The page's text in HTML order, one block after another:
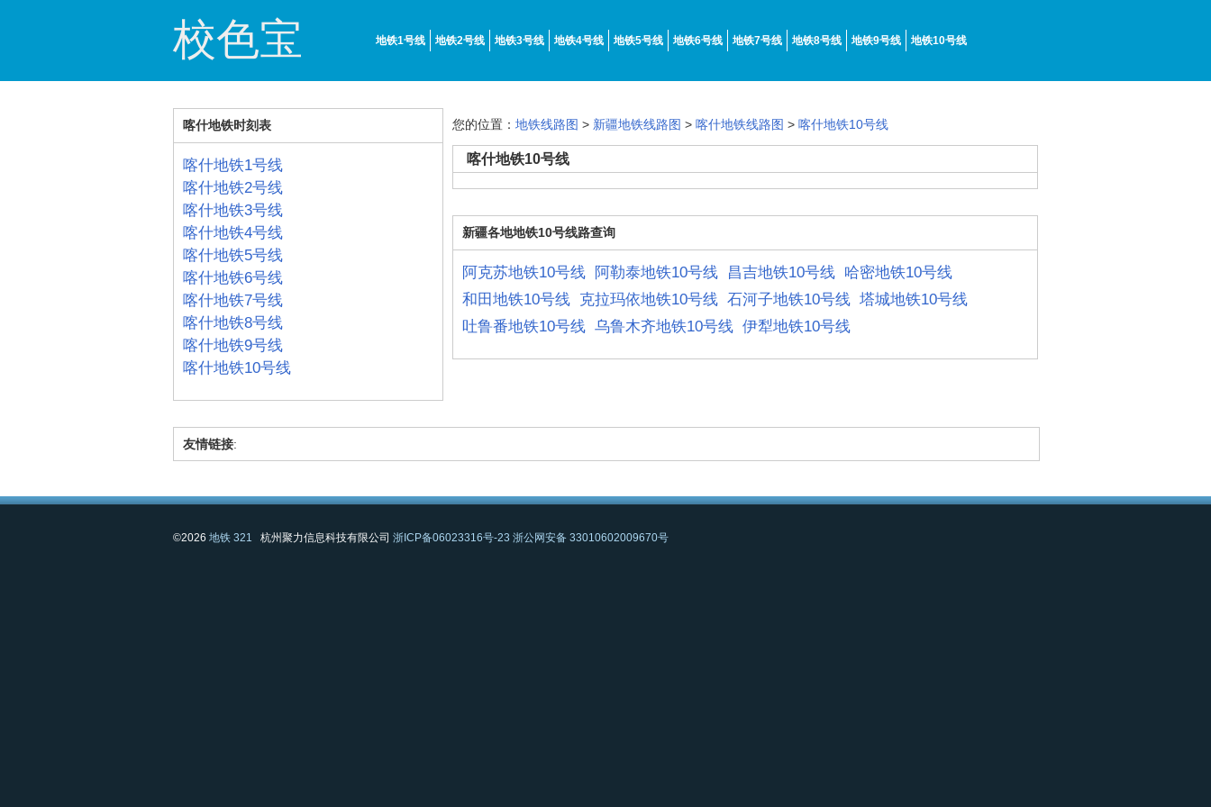
校色宝 地铁1号线 地铁2号线 地铁3号线 地铁4号线 地铁5号线 地铁6号线 地铁7号线 地铁8号线 地铁9号线 地铁10号线
喀什地铁时刻表
喀什地铁1号线
喀什地铁2号线
喀什地铁3号线
喀什地铁4号线
喀什地铁5号线
喀什地铁6号线
喀什地铁7号线
喀什地铁8号线
喀什地铁9号线
喀什地铁10号线
您的位置： 地铁线路图 > 新疆地铁线路图 > 喀什地铁线路图 > 喀什地铁10号线
喀什地铁10号线
新疆各地地铁10号线路查询
阿克苏地铁10号线 阿勒泰地铁10号线 昌吉地铁10号线 哈密地铁10号线
和田地铁10号线 克拉玛依地铁10号线 石河子地铁10号线 塔城地铁10号线
吐鲁番地铁10号线 乌鲁木齐地铁10号线 伊犁地铁10号线
友情链接:
©2026 地铁 321 杭州聚力信息科技有限公司 浙ICP备06023316号-23 浙公网安备 33010602009670号